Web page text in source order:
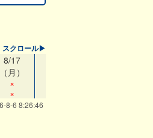
スクロール▶
8/17
（月）
×
×
8-6 8:26:46